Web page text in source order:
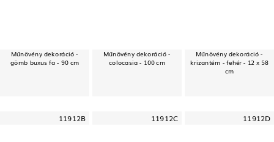
Műnövény dekoráció -
gömb buxus fa - 90 cm
Műnövény dekoráció -
colocasia - 100 cm
Műnövény dekoráció -
krizantém - fehér - 12 x 58
cm
11912B 11912C 11912D